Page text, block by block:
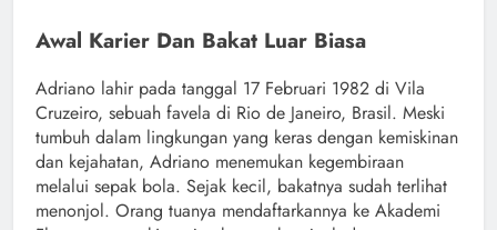
Awal Karier Dan Bakat Luar Biasa
Adriano lahir pada tanggal 17 Februari 1982 di Vila
Cruzeiro, sebuah favela di Rio de Janeiro, Brasil. Meski
tumbuh dalam lingkungan yang keras dengan kemiskinan
dan kejahatan, Adriano menemukan kegembiraan
melalui sepak bola. Sejak kecil, bakatnya sudah terlihat
menonjol. Orang tuanya mendaftarkannya ke Akademi